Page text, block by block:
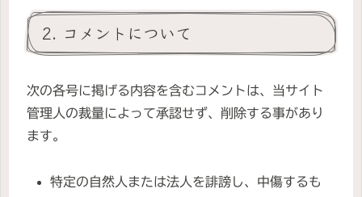
2. コメントについて
次の各号に掲げる内容を含むコメントは、当サイト
管理人の裁量によって承認せず、削除する事があり
ます。
特定の自然人または法人を誹謗し、中傷するも